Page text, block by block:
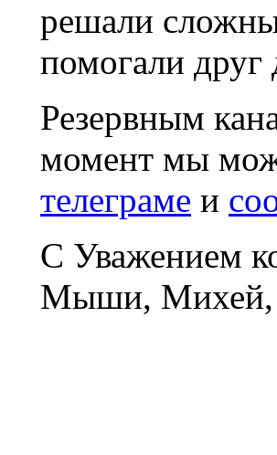
решали
помогали друг
Резервным
момент мы
телеграме и
С Уважением
Мыши, Михей,